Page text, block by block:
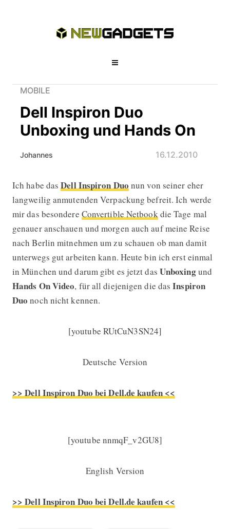
MOBILE
Dell Inspiron Duo
Unboxing und Hands On
Johannes 16.12.2010
Dell Inspiron Duo Unboxing und
Ich habe dasDell Inspiron Duo nun von seiner eher
langweilig anmutenden Verpackung befreit. Ich werde
mir das besondere Convertible Netbook die Tage mal
genauer anschauen und morgen auch auf meine Reise
nach Berlin mitnehmen um zu schauen ob man damit
unterwegs gut arbeiten kann. Heute bin ich erst einmal
in München und darum gibt es jetzt das Unboxingund
Hands OnVideo, für all diejenigen die dasInspiron
Duo noch nicht kennen.
[youtube RUtCuN3SN24]
Deutsche Version
>> Dell Inspiron Duo bei Dell.de kaufen <<
[youtube nnmqF_v2GU8]
English Version
>> Dell Inspiron Duo bei Dell.de kaufen <<